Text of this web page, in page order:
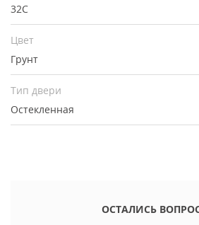
32С
Цвет
Грунт
Тип двери
Остекленная
ОСТАЛИСЬ